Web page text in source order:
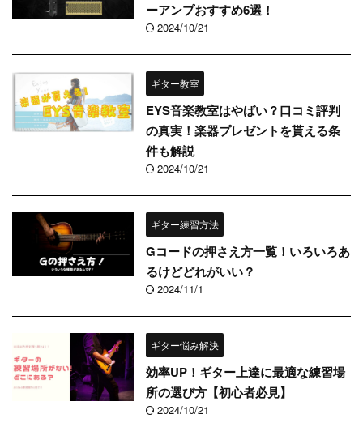
ーアンプおすすめ6選！
2024/10/21
ギター教室
EYS音楽教室はやばい？口コミ評判
の真実！楽器プレゼントを貰える条
件も解説
2024/10/21
ギター練習方法
Gコードの押さえ方一覧！いろいろあ
るけどどれがいい？
2024/11/1
ギター悩み解決
効率UP！ギター上達に最適な練習場
所の選び方【初心者必見】
2024/10/21